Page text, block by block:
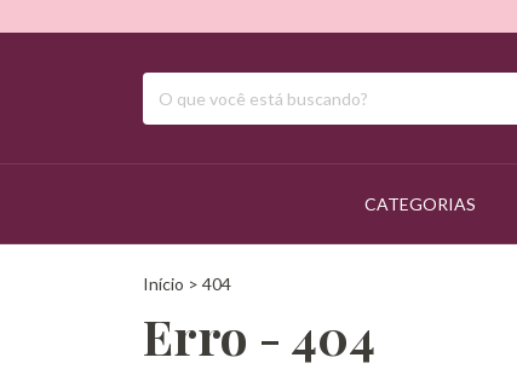
CATEGORIAS
Início > 404
Erro - 404